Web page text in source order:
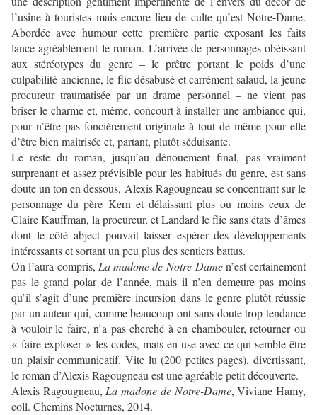
l’usine à touristes mais encore lieu de culte qu’est Notre-Dame.
Abordée avec humour cette première partie exposant les faits
lance agréablement le roman. L’arrivée de personnages obéissant
aux stéréotypes du genre – le prêtre portant le poids d’une
culpabilité ancienne, le flic désabusé et carrément salaud, la jeune
procureur traumatisée par un drame personnel – ne vient pas
briser le charme et, même, concourt à installer une ambiance qui,
pour n’être pas foncièrement originale à tout de même pour elle
d’être bien maitrisée et, partant, plutôt séduisante.
Le reste du roman, jusqu’au dénouement final, pas vraiment
surprenant et assez prévisible pour les habitués du genre, est sans
doute un ton en dessous, Alexis Ragougneau se concentrant sur le
personnage du père Kern et délaissant plus ou moins ceux de
Claire Kauffman, la procureur, et Landard le flic sans états d’âmes
dont le côté abject pouvait laisser espérer des développements
intéressants et sortant un peu plus des sentiers battus.
On l’aura compris, La madone de Notre-Damen’est certainement
pas le grand polar de l’année, mais il n’en demeure pas moins
qu’il s’agit d’une première incursion dans le genre plutôt réussie
par un auteur qui, comme beaucoup ont sans doute trop tendance
à vouloir le faire, n’a pas cherché à en chambouler, retourner ou
« faire exploser » les codes, mais en use avec ce qui semble être
un plaisir communicatif. Vite lu (200 petites pages), divertissant,
le roman d’Alexis Ragougneau est une agréable petit découverte.
Alexis Ragougneau, La madone de Notre-Dame, Viviane Hamy,
coll. Chemins Nocturnes, 2014.